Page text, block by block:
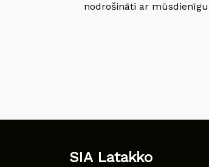
nodrošināti ar
SIA Latakko